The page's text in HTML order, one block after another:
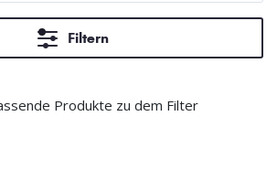
Filtern
Produkte zu dem Filter